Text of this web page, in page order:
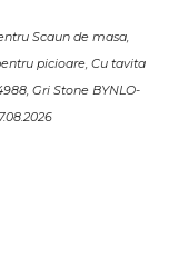
Scaun de masa,
picioare, Cu tavita
Gri Stone BYNLO-